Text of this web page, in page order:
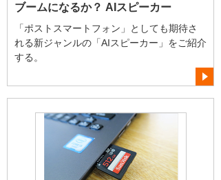
ブームになるか？ AIスピーカー
「ポストスマートフォン」としても期待さ
れる新ジャンルの「AIスピーカー」をご紹介
する。